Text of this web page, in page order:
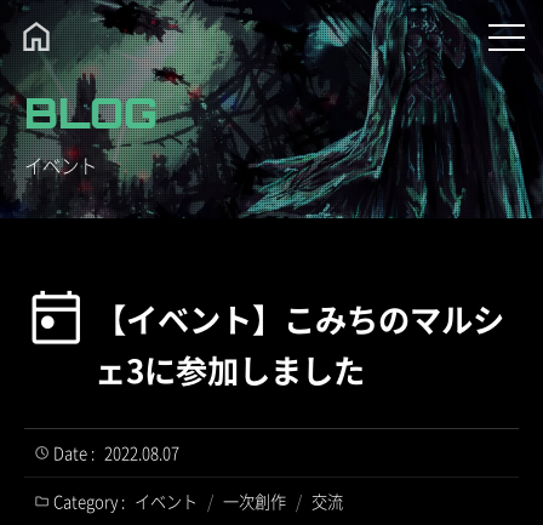
BLOG
イベント
【イベント】こみちのマルシ
ェ3に参加しました
Date : 2022.08.07
Category : イベント / 一次創作 / 交流